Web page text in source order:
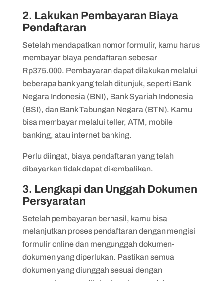
2. Lakukan Pembayaran Biaya
Pendaftaran
Setelah mendapatkan nomor formulir, kamu harus
membayar biaya pendaftaran sebesar
Rp375.000. Pembayaran dapat dilakukan melalui
beberapa bank yang telah ditunjuk, seperti Bank
Negara Indonesia (BNI), Bank Syariah Indonesia
(BSI), dan Bank Tabungan Negara (BTN). Kamu
bisa membayar melalui teller, ATM, mobile
banking, atau internet banking.
Perlu diingat, biaya pendaftaran yang telah
dibayarkan tidak dapat dikembalikan.
3. Lengkapi dan Unggah Dokumen
Persyaratan
Setelah pembayaran berhasil, kamu bisa
melanjutkan proses pendaftaran dengan mengisi
formulir online dan mengunggah dokumen-
dokumen yang diperlukan. Pastikan semua
dokumen yang diunggah sesuai dengan